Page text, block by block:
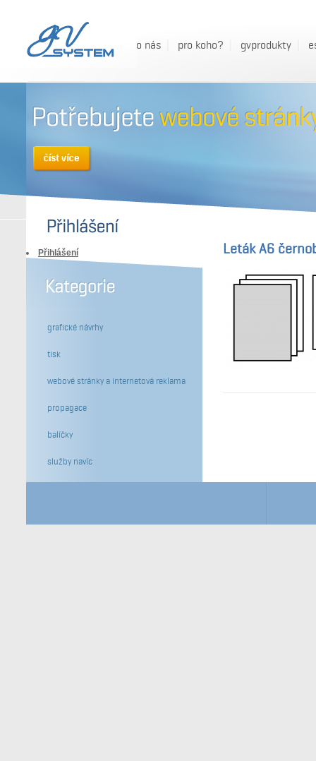
o nás pro koho? gvprodukty
Leták A6
Přihlášení
grafické návrhy
tisk
webové stránky a internetová reklama
propagace
balíčky
služby navíc